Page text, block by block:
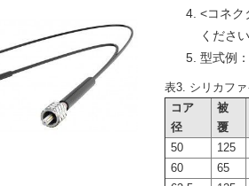
<コネク
くださ
型式例
表3. シリカフ
コア
径
被
覆
50
125
60
65